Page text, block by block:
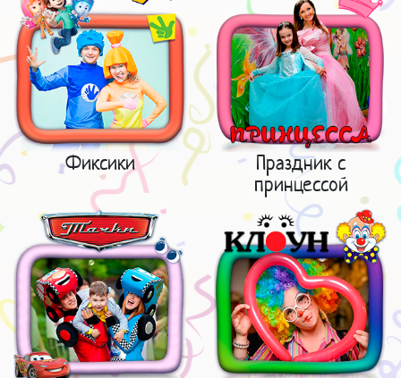
Фиксики
Праздник с
принцессой